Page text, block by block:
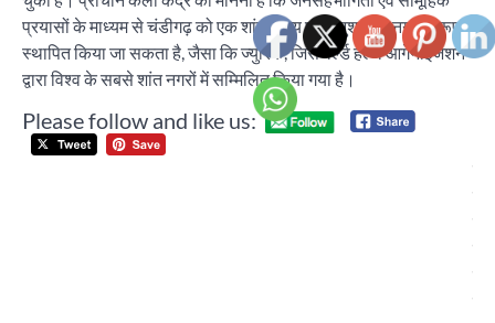
प्रयासों के माध्यम से चंडीगढ़ को एक शांत, सभ्य एवं अनुशासित नगर के रूप में
स्थापित किया जा सकता है, जैसा कि ज्युरिक, जिसे वर्ल्ड हेल्थ आर्गेनाईजेशन
द्वारा विश्व के सबसे शांत नगरों में सम्मिलित किया गया है।
Please follow and like us:
Post